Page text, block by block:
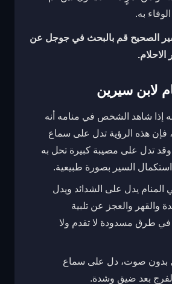
به.
الصحيح قم بالبحث في جوجل عن
.
لابن سيرين
إذا شاهد الشخص في منامه أنه
فإن هذه الرؤية تدل على سماع
وقد تدل على مصيبة كبيرة تحل به
السير بصورة طبيعية.
المنام يدل على الشدائد ويدل
والقهر والعجز عن تلبية
في طرق مسدودة لا تقدم ولا
بدون صوت، دل على سماع
بعد ضيق وشدة.